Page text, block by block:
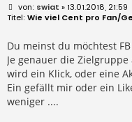
B
e
r
a
g
swiat » 13.01.2018, 21:59
Wie viel Cent pro Fan/
Du meinst du möchtest
Je genauer die
wird ein Klick, oder eine
Ein gefällt mir oder ein
weniger ....